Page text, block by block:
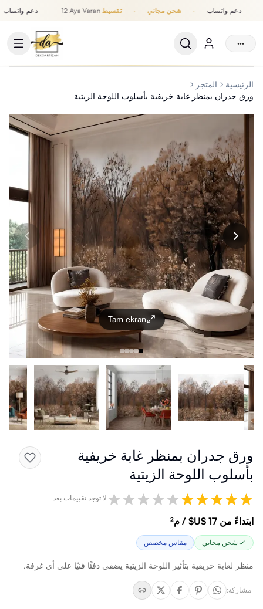
دعم 12 Aya Varan تقسيط شحن مجاني دعم واتساب
···
الرئيسية
المتجر
ورق جدران بمنظر غابة خريفية بأسلوب اللوحة الزيتية
Tam ekran
ورق جدران بمنظر غابة خريفية
بأسلوب اللوحة الزيتية
لا توجد تقييمات بعد
ابتداءً من ‏17 US$ / م²
شحن مجاني مقاس مخصص
منظر لغابة خريفية بتأثير اللوحة الزيتية يضفي دفئًا فنيًا على أي غرفة.
مشاركة: